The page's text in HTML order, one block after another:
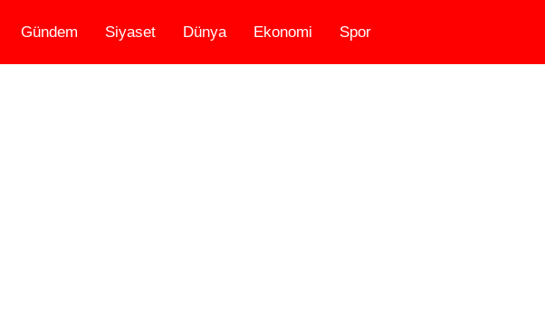
Gündem Siyaset Dünya Ekonomi Spor